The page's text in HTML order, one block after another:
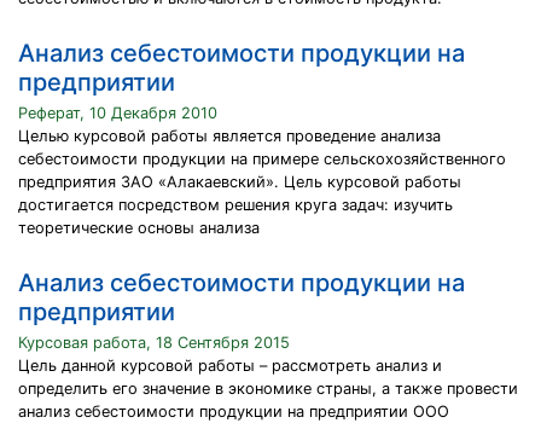
Анализ себестоимости продукции на
предприятии
Реферат, 10 Декабря 2010
Целью курсовой работы является проведение анализа
себестоимости продукции на примере сельскохозяйственного
предприятия ЗАО «Алакаевский». Цель курсовой работы
достигается посредством решения круга задач: изучить
теоретические основы анализа
Анализ себестоимости продукции на
предприятии
Курсовая работа, 18 Сентября 2015
Цель данной курсовой работы – рассмотреть анализ и
определить его значение в экономике страны, а также провести
анализ себестоимости продукции на предприятии ООО